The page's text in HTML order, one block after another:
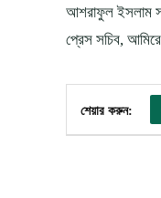
আশরাফুল ইসলাম
প্রেস সচিব,
শেয়ার করুন: